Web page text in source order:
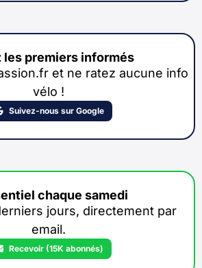
les premiers informés
et ne ratez aucune info
vélo !
Suivez-nous sur Google
chaque samedi
jours, directement par
email.
Recevoir (15K abonnés)